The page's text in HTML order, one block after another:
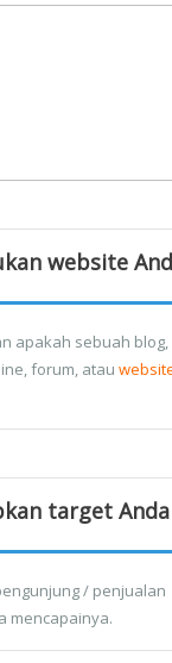
website
apakah sebuah blog,
forum, atau
target Anda
/ penjualan
mencapainya.